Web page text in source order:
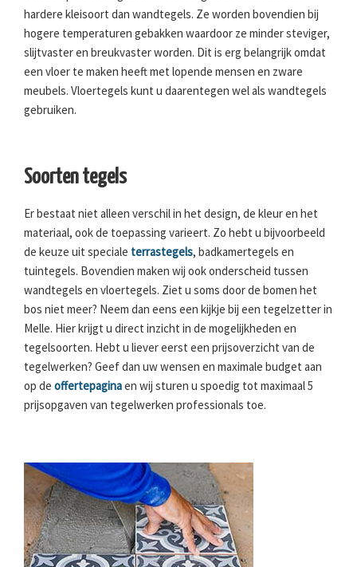
hardere kleisoort dan wandtegels. Ze worden bovendien bij
hogere temperaturen gebakken waardoor ze minder steviger,
slijtvaster en breukvaster worden. Dit is erg belangrijk omdat
een vloer te maken heeft met lopende mensen en zware
meubels. Vloertegels kunt u daarentegen wel als wandtegels
gebruiken.
Soorten tegels
Er bestaat niet alleen verschil in het design, de kleur en het
materiaal, ook de toepassing varieert. Zo hebt u bijvoorbeeld
de keuze uit speciale terrastegels, badkamertegels en
tuintegels. Bovendien maken wij ook onderscheid tussen
wandtegels en vloertegels. Ziet u soms door de bomen het
bos niet meer? Neem dan eens een kijkje bij een tegelzetter in
Melle. Hier krijgt u direct inzicht in de mogelijkheden en
tegelsoorten. Hebt u liever eerst een prijsoverzicht van de
tegelwerken? Geef dan uw wensen en maximale budget aan
op de offertepaginaen wij sturen u spoedig tot maximaal 5
prijsopgaven van tegelwerken professionals toe.